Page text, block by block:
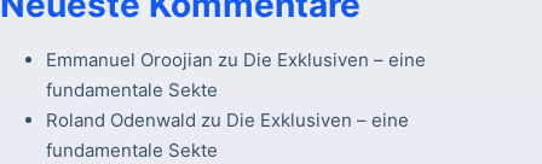
Emmanuel Oroojian zu Die Exklusiven – eine
fundamentale Sekte
Roland Odenwald zu Die Exklusiven – eine
fundamentale Sekte